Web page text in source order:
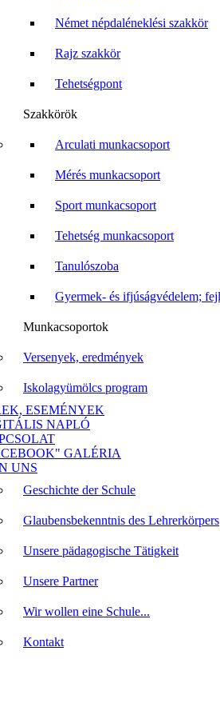
Német népdaléneklési szakkör
Rajz szakkör
Tehetségpont
Szakkörök
Arculati munkacsoport
Mérés munkacsoport
Sport munkacsoport
Tehetség munkacsoport
Tanulószoba
Gyermek- és ifjúságvédelem;
Munkacsoportok
Versenyek, eredmények
Iskolagyümölcs program
ESEMÉNYEK
NAPLÓ
GALÉRIA
UNS
Geschichte der Schule
Glaubensbekenntnis des Lehrerkörpers
Unsere pädagogische Tätigkeit
Unsere Partner
Wir wollen eine Schule...
Kontakt